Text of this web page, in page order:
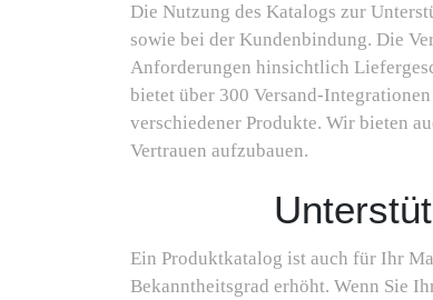
Die Nutzung des Katalogs zur
sowie bei der Kundenbindung. Die
Anforderungen hinsichtlich
bietet über 300 Versand-
verschiedener Produkte. Wir bieten
Vertrauen aufzubauen.
Ein Produktkatalog ist auch für Ihr
Bekanntheitsgrad erhöht. Wenn Sie